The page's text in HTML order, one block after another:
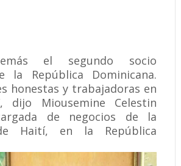
el segundo socio
la República Dominicana.
honestas y trabajadoras en
dijo Miousemine Celestin
de negocios de la
Haití, en la República